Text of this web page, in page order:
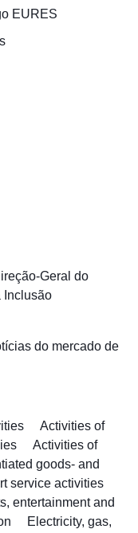
EURES
Geral do
Inclusão
do mercado de
Activities of
Activities of
goods- and
service activities
entertainment and
Electricity, gas,